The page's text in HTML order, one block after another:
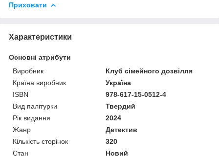
Приховати
Характеристики
Основні атрибути
Виробник
Клуб сімейного дозвілля
Країна виробник
Україна
ISBN
978-617-15-0512-4
Вид палітурки
Твердий
Рік видання
2024
Жанр
Детектив
Кількість сторінок
320
Стан
Новий